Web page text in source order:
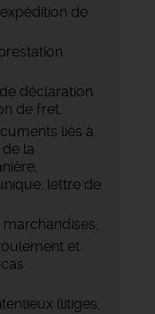
de
déclaration
de fret,
liés à
la
lettre de
marchandises,
et
(litiges,